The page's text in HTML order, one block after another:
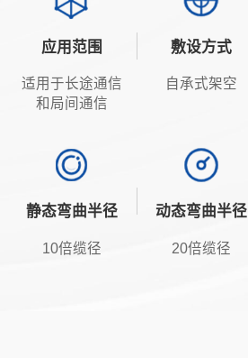
应用范围
适用于长途通信
和局间通信
敷设方式
自承式架空
静态弯曲半径
10倍缆径
动态弯曲半径
20倍缆径